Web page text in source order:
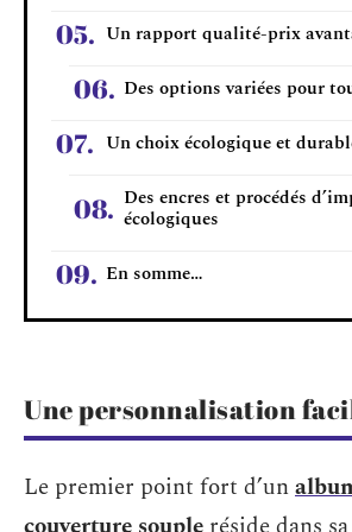
Un rapport qualité-prix
Des options variées pour
Un choix écologique et
Des encres et procédés
écologiques
En somme…
Une personnalisation
Le premier point fort d’un